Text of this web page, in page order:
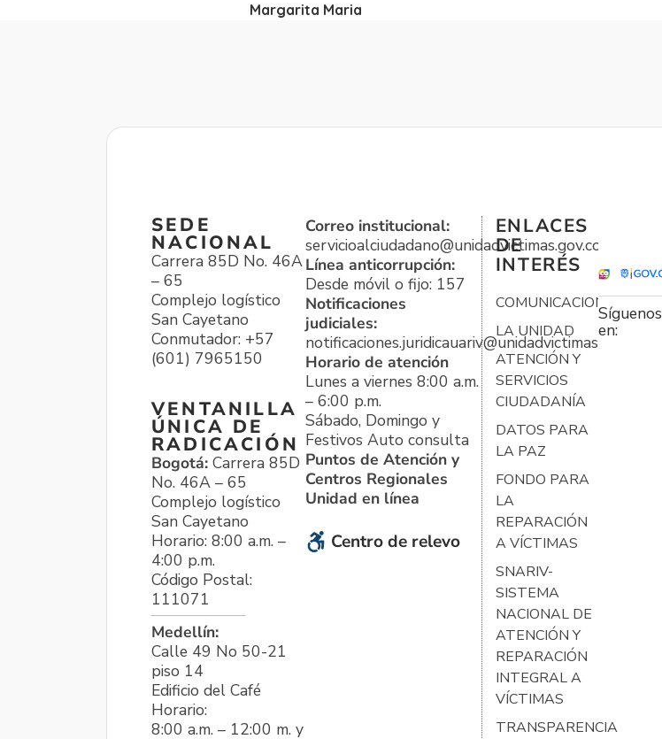
Margarita Maria
SEDE
NACIONAL
Carrera 85D No. 46A
– 65
Complejo logístico
San Cayetano
Conmutador: +57
(601) 7965150
VENTANILLA
ÚNICA DE
RADICACIÓN
Bogotá: Carrera 85D
No. 46A – 65
Complejo logístico
San Cayetano
Horario: 8:00 a.m. –
4:00 p.m.
Código Postal:
111071
Medellín:
Calle 49 No 50-21
piso 14
Edificio del Café
Horario:
8:00 a.m. – 12:00 m. y
Correo institucional:
servicioalciudadano@unidadvictimas.gov.co
Línea anticorrupción:
Desde móvil o fijo: 157
Notificaciones
judiciales:
notificaciones.juridicauariv@unidadvictimas.gov.co
Horario de atención
Lunes a viernes 8:00 a.m.
– 6:00 p.m.
Sábado, Domingo y
Festivos Auto consulta
Puntos de Atención y
Centros Regionales
Unidad en línea
Centro de relevo
ENLACES
DE
INTERÉS
COMUNICACIONES
LA UNIDAD
ATENCIÓN Y
SERVICIOS
CIUDADANÍA
DATOS PARA
LA PAZ
FONDO PARA
LA
REPARACIÓN
A VÍCTIMAS
SNARIV-
SISTEMA
NACIONAL DE
ATENCIÓN Y
REPARACIÓN
INTEGRAL A
VÍCTIMAS
TRANSPARENCIA
Síguenos
en: